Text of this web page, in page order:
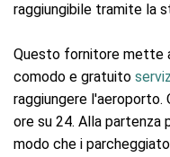
raggiungibile tramite la
Questo fornitore mette
comodo e gratuito
raggiungere l'aeroporto.
ore su 24. Alla partenza
modo che i